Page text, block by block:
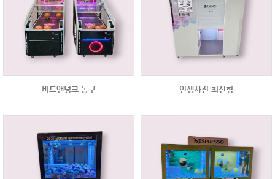
비트앤덩크 농구 인생사진 최신형